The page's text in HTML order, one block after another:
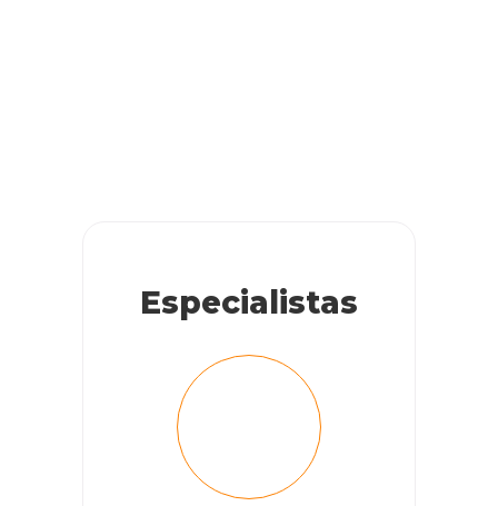
Especialistas